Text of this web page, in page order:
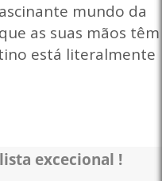
mundo da
as suas mãos têm
está literalmente
excecional !